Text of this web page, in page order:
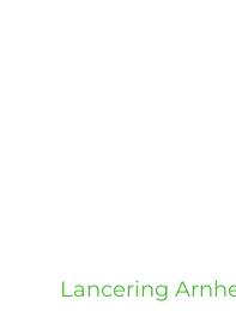
Lancering